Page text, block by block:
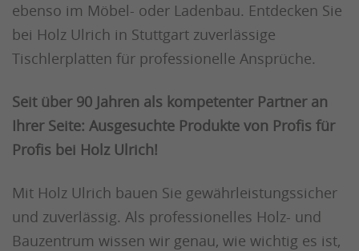
ebenso im Möbel- oder Ladenbau. Entdecken Sie
bei Holz Ulrich in Stuttgart zuverlässige
Tischlerplatten für professionelle Ansprüche.
Seit über 90 Jahren als kompetenter Partner an
Ihrer Seite: Ausgesuchte Produkte von Profis für
Profis bei Holz Ulrich!
Mit Holz Ulrich bauen Sie gewährleistungssicher
und zuverlässig. Als professionelles Holz- und
Bauzentrum wissen wir genau, wie wichtig es ist,